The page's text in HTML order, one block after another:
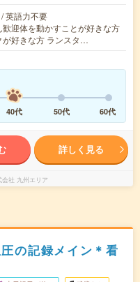
英語力不要
迎体を動かすことが好きな方
が好きな方 ランスタ…
40代 50代 60代
詳しく見る
社 九州エリア
の記録メイン＊看